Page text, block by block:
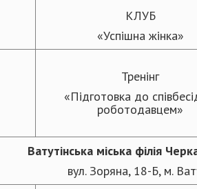
КЛУБ
«Успішна жінка»
Тренінг
«Підготовка до
роботодавцем»
Ватутінська міська філія
вул. Зоряна, 18-Б, м.